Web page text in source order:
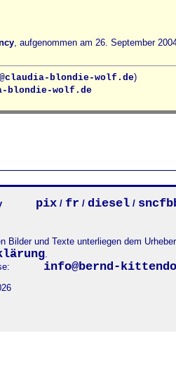
, aufgenommen am 26. September
blondie-wolf.de)
blondie-wolf.de
pix / fr / diesel /
Bilder und Texte unterliegen dem
.
info@bernd-